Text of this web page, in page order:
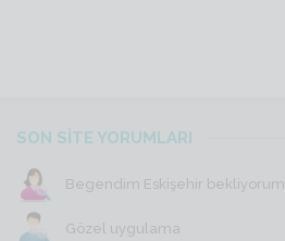
SON SİTE YORUMLARI
Begendim Eskişehir bekliyorum
Gözel uygulama